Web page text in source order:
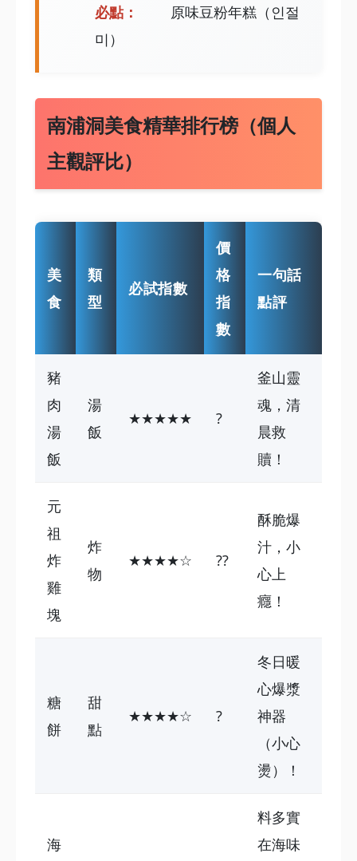
必點：
原味豆粉年糕（인절
미）
南浦洞美食精華排行榜（個人
主觀評比）
美
食
類
型
必試指數
價
格
指
數
一句話
點評
豬
肉
湯
飯
湯
飯
★★★★★ ?
釜山靈
魂，清
晨救
贖！
元
祖
炸
雞
塊
炸
物
★★★★☆ ??
酥脆爆
汁，小
心上
癮！
糖
餅
甜
點
★★★★☆ ?
冬日暖
心爆漿
神器
（小心
燙）！
海
料多實
在海味